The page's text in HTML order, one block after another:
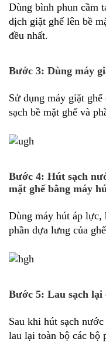
Dùng bình phun cầm
dịch giặt ghế lên bề
đều nhất.
Bước 3: Dùng máy
Sử dụng máy giặt
sạch bề mặt ghế và
Bước 4: Hút sạch
mặt ghế bằng máy
Dùng máy hút áp lực,
phần dựa lưng của
Bước 5: Lau sạch lại
Sau khi hút sạch
lau lại toàn bộ các bộ